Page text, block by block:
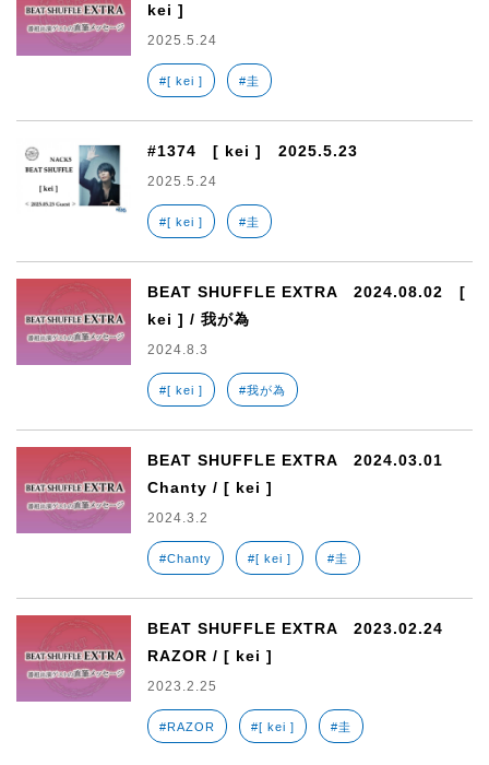
kei ]
2025.5.24
#[ kei ] #圭
#1374 [ kei ] 2025.5.23
2025.5.24
#[ kei ] #圭
BEAT SHUFFLE EXTRA 2024.08.02 [
kei ] / 我が為
2024.8.3
#[ kei ] #我が為
BEAT SHUFFLE EXTRA 2024.03.01
Chanty / [ kei ]
2024.3.2
#Chanty #[ kei ] #圭
BEAT SHUFFLE EXTRA 2023.02.24
RAZOR / [ kei ]
2023.2.25
#RAZOR #[ kei ] #圭